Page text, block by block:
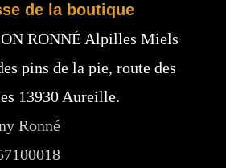
de la boutique
RONNÉ Alpilles Miels
pins de la pie, route des
13930 Aureille.
Ronné